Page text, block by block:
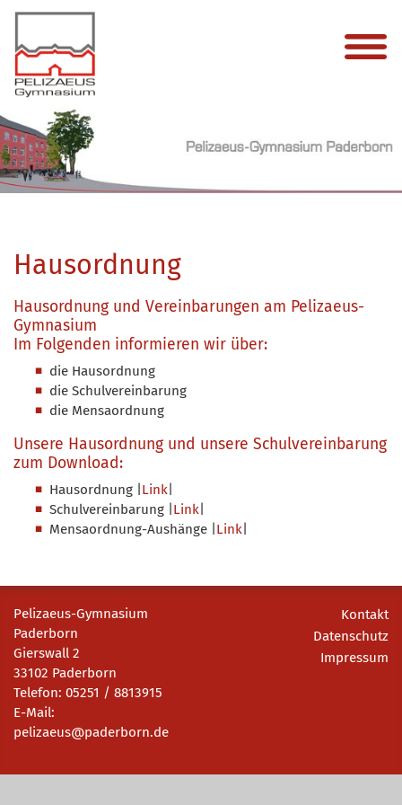
Hausordnung
Hausordnung und Vereinbarungen am Pelizaeus-
Gymnasium
Im Folgenden informieren wir über:
die Hausordnung
die Schulvereinbarung
die Mensaordnung
Unsere Hausordnung und unsere Schulvereinbarung
zum Download:
Hausordnung | Link
Schulvereinbarung | Link
Mensaordnung-Aushänge | Link
Pelizaeus-Gymnasium
Paderborn
Gierswall 2
33102 Paderborn
Telefon: 05251 / 8813915
E-Mail:
pelizaeus@paderborn.de
Kontakt
Datenschutz
Impressum